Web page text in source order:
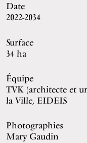
Date
2022-2034
Surface
34 ha
Équipe
TVK (architecte et
la Ville, EIDEIS
Photographies
Mary Gaudin